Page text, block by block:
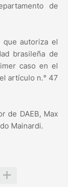
de
que autoriza el
brasileña de
caso en el
artículo n.° 47
de DAEB, Max
Mainardi.